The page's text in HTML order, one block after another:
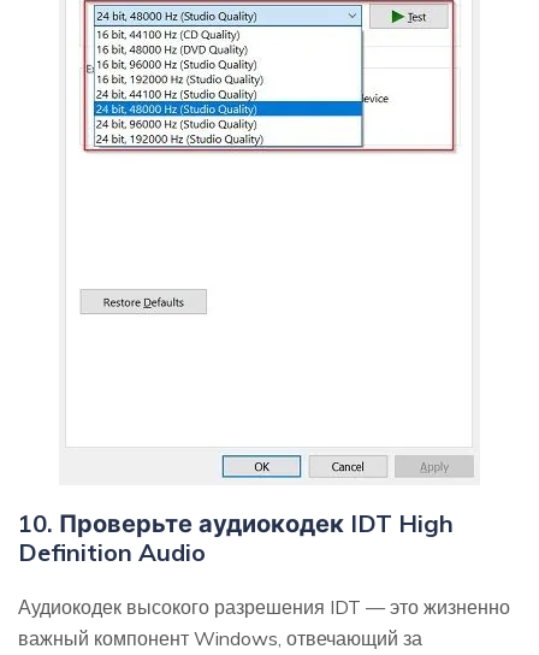
10. Проверьте аудиокодек IDT High
Definition Audio
Аудиокодек высокого разрешения IDT — это жизненно
важный компонент Windows, отвечающий за